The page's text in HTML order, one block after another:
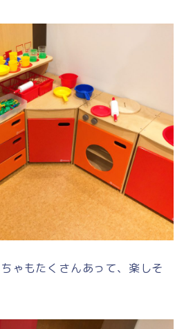
ゃもたくさんあって、楽しそ